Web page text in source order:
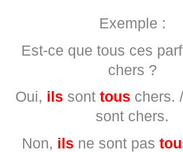
Exemple :
Est-ce que tous ces
chers ?
Oui, ils sont tous chers.
sont chers.
Non, ils ne sont pas